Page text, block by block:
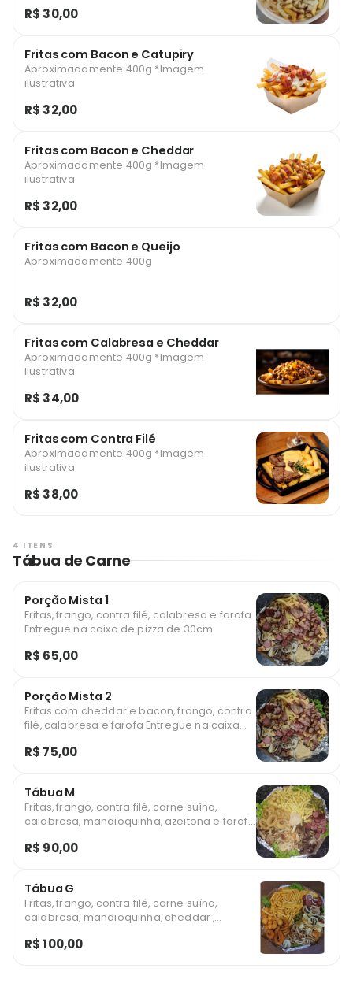
R$ 30,00
Fritas com Bacon e Catupiry
Aproximadamente 400g *Imagem
ilustrativa
R$ 32,00
Fritas com Bacon e Cheddar
Aproximadamente 400g *Imagem
ilustrativa
R$ 32,00
Fritas com Bacon e Queijo
Aproximadamente 400g
R$ 32,00
Fritas com Calabresa e Cheddar
Aproximadamente 400g *Imagem
ilustrativa
R$ 34,00
Fritas com Contra Filé
Aproximadamente 400g *Imagem
ilustrativa
R$ 38,00
4 ITENS
Tábua de Carne
Porção Mista 1
Fritas, frango, contra filé, calabresa e farofa
Entregue na caixa de pizza de 30cm
R$ 65,00
Porção Mista 2
Fritas com cheddar e bacon, frango, contra
filé, calabresa e farofa Entregue na caixa
R$ 75,00
Tábua M
Fritas, frango, contra filé, carne suína,
calabresa, mandioquinha, azeitona e farofa
R$ 90,00
Tábua G
Fritas, frango, contra filé, carne suína,
calabresa, mandioquinha, cheddar ,
de pizza de 35cm
R$ 100,00